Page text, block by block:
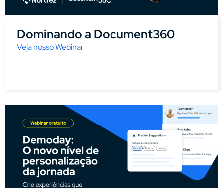
Dominando a Document360
Veja nosso Webinar